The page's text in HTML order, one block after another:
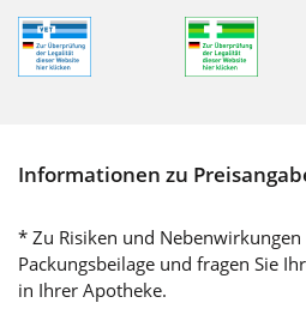
Informationen zu
* Zu Risiken und Nebenwirkungen
Packungsbeilage und fragen Sie
in Ihrer Apotheke.